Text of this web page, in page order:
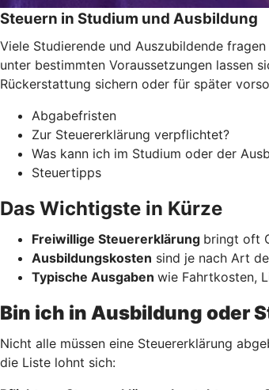
Steuern in Studium und Ausbildung
Viele Studierende und Auszubildende
unter bestimmten Voraussetzungen lassen
Rückerstattung sichern oder für später
Abgabefristen
Zur Steuererklärung verpflichtet?
Was kann ich im Studium oder der
Steuertipps
Das Wichtigste in Kürze
Freiwillige Steuererklärung bringt oft
Ausbildungskosten sind je nach Art
Typische Ausgaben wie Fahrtkosten,
Bin ich in Ausbildung oder
Nicht alle müssen eine Steuererklärung
die Liste lohnt sich: